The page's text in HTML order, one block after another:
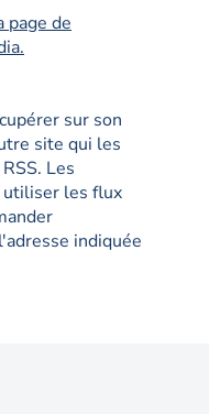
page de
sur son
site qui les
Les
les flux
indiquée